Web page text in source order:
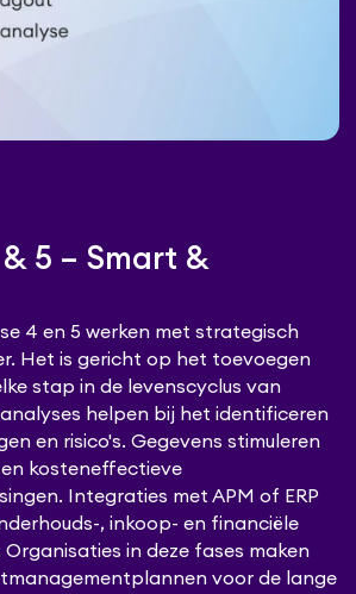
5 – Smart &
4 en 5 werken met strategisch
Het is gericht op het toevoegen
stap in de levenscyclus van
helpen bij het identificeren
en risico's. Gegevens stimuleren
kosteneffectieve
Integraties met APM of ERP
, inkoop- en financiële
Organisaties in deze fases maken
voor de lange